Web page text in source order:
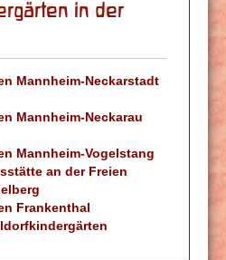
in der
Mannheim-Neckarstadt
Mannheim-Neckarau
Mannheim-Vogelstang
an der Freien
Frankenthal